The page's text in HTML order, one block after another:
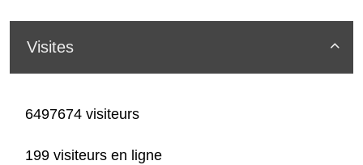

Visites
6497674 visiteurs
199 visiteurs en ligne